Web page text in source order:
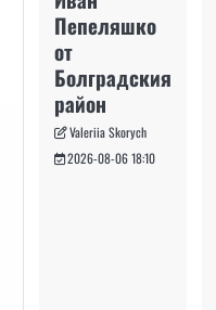
Пепеляшко
от
Болградския
район
Valeriia Skorych
2026-08-06 18:10